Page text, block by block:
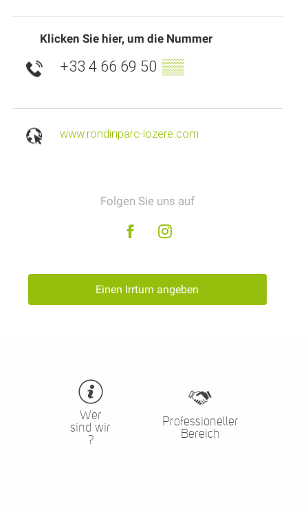
Klicken Sie hier, um die Nummer
+33 4 66 69 50 ▒▒
www.rondinparc-lozere.com
Folgen Sie uns auf
Einen Irrtum angeben
Wer
sind wir
?
Professioneller
Bereich